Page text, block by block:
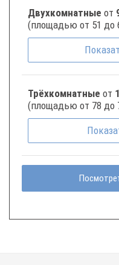
Двухкомнатные от
(площадью от 51 до
Трёхкомнатные от
(площадью от 78 до